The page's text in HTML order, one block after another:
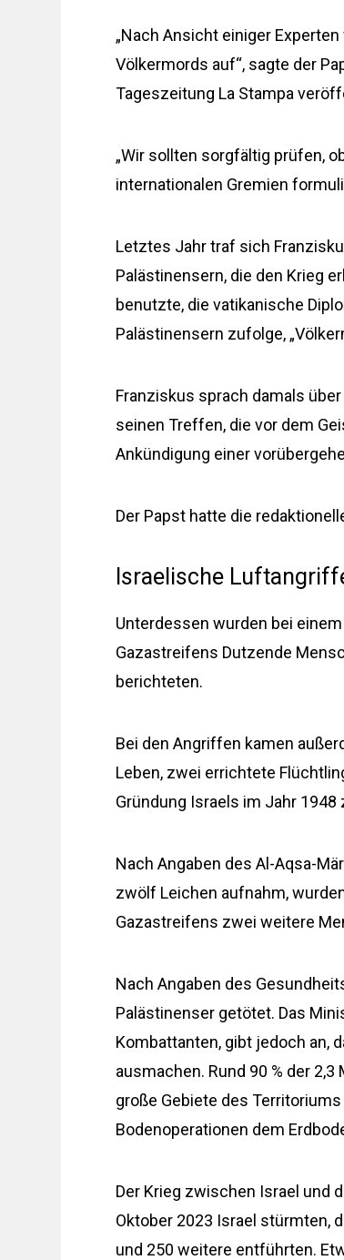
„Nach Ansicht einiger
Völkermords auf“, sagte der
Tageszeitung La Stampa
„Wir sollten sorgfältig prüfen,
internationalen Gremien
Letztes Jahr traf sich
Palästinensern, die den Krieg
benutzte, die vatikanische
Palästinensern zufolge,
Franziskus sprach damals
seinen Treffen, die vor dem
Ankündigung einer
Der Papst hatte die
Israelische
Unterdessen wurden bei
Gazastreifens Dutzende
berichteten.
Bei den Angriffen kamen
Leben, zwei errichtete
Gründung Israels im Jahr 1948
Nach Angaben des Al-Aqsa-
zwölf Leichen aufnahm,
Gazastreifens zwei weitere
Nach Angaben des
Palästinenser getötet. Das
Kombattanten, gibt jedoch an,
ausmachen. Rund 90 % der
große Gebiete des
Bodenoperationen dem
Der Krieg zwischen Israel und
Oktober 2023 Israel stürmten,
und 250 weitere entführten.